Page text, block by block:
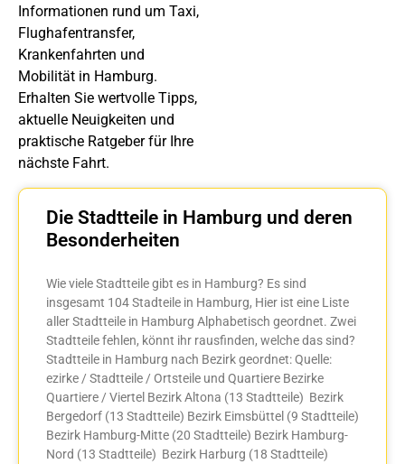
Informationen rund um Taxi,
Flughafentransfer,
Krankenfahrten und
Mobilität in Hamburg.
Erhalten Sie wertvolle Tipps,
aktuelle Neuigkeiten und
praktische Ratgeber für Ihre
nächste Fahrt.
Die Stadtteile in Hamburg und deren
Besonderheiten
Wie viele Stadtteile gibt es in Hamburg? Es sind
insgesamt 104 Stadteile in Hamburg, Hier ist eine Liste
aller Stadtteile in Hamburg Alphabetisch geordnet. Zwei
Stadtteile fehlen, könnt ihr rausfinden, welche das sind?
Stadtteile in Hamburg nach Bezirk geordnet: Quelle:
ezirke / Stadtteile / Ortsteile und Quartiere Bezirke
Quartiere / Viertel Bezirk Altona (13 Stadtteile) Bezirk
Bergedorf (13 Stadtteile) Bezirk Eimsbüttel (9 Stadtteile)
Bezirk Hamburg-Mitte (20 Stadtteile) Bezirk Hamburg-
Nord (13 Stadtteile) Bezirk Harburg (18 Stadtteile)